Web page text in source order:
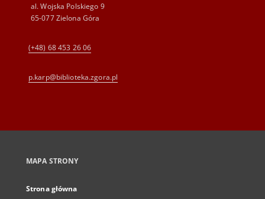
al. Wojska Polskiego 9
65-077 Zielona Góra
(+48) 68 453 26 06
p.karp@biblioteka.zgora.pl
MAPA STRONY
Strona główna